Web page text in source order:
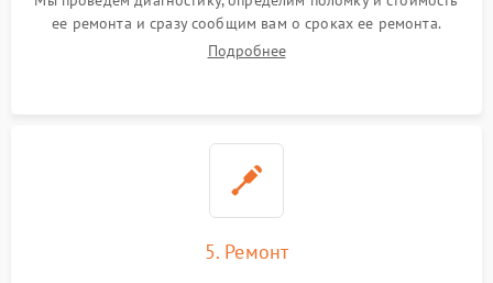
ее ремонта и сразу сообщим вам о сроках ее ремонта.
Подробнее
5. Ремонт